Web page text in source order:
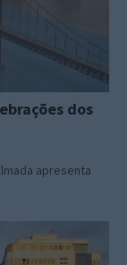
dos
apresenta